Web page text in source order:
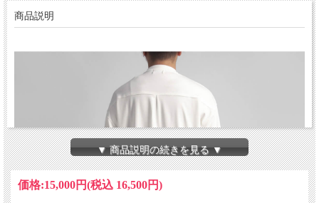
商品説明
▼ 商品説明の続きを見る ▼
価格:15,000円(税込 16,500円)